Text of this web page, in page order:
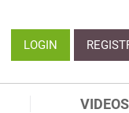
LOGIN
VIDEOS